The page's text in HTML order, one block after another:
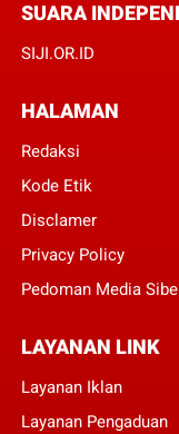
SUARA
SIJI.OR.ID
HALAMAN
Redaksi
Kode Etik
Disclamer
Privacy Policy
Pedoman Media
LAYANAN LINK
Layanan Iklan
Layanan Pengaduan